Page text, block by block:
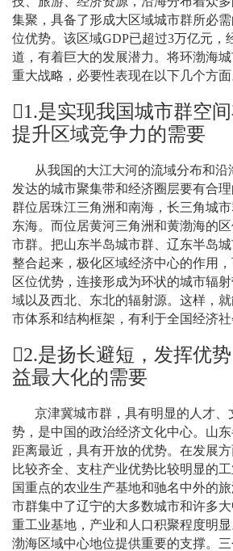
集聚，具备了形成大区域城市群所必
位优势。该区域GDP已超过3万亿元，
道，有着巨大的发展潜力。将环渤海
重大战略，必要性表现在以下几个方面
1.是实现我国城市群空间
提升区域竞争力的需要
从我国的大江大河的流域分布和沿
发达的城市聚集带和经济圈层要有合
群位居珠江三角洲和南海，长三角城
东海。而位居黄河三角洲和黄渤海的
市群。把山东半岛城市群、辽东半岛
整合起来，极化区域经济中心的作用
区位优势，连接形成为环状的城市辐
域以及西北、东北的辐射源。这样，
市体系和结构框架，有利于全国经济社
2.是扬长避短，发挥优
益最大化的需要
京津冀城市群，具有明显的人才、
势，是中国的政治经济文化中心。山
距离最近，具有开放的优势。在发展
比较齐全、支柱产业优势比较明显的
国重点的农业生产基地和驰名中外的
市群集中了辽宁的大多数城市和许多
重工业基地，产业和人口积聚程度明
渤海区域中心地位提供重要的支撑。